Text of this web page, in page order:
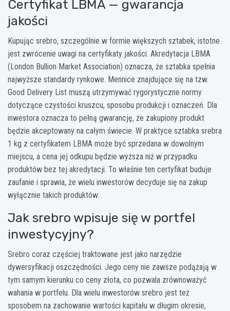
Certyfikat LBMA — gwarancja
jakości
Kupując srebro, szczególnie w formie większych sztabek, istotne
jest zwrócenie uwagi na certyfikaty jakości. Akredytacja LBMA
(London Bullion Market Association) oznacza, że sztabka spełnia
najwyższe standardy rynkowe. Mennice znajdujące się na tzw.
Good Delivery List muszą utrzymywać rygorystyczne normy
dotyczące czystości kruszcu, sposobu produkcji i oznaczeń. Dla
inwestora oznacza to pełną gwarancję, że zakupiony produkt
będzie akceptowany na całym świecie. W praktyce sztabka srebra
1 kg z certyfikatem LBMA może być sprzedana w dowolnym
miejscu, a cena jej odkupu będzie wyższa niż w przypadku
produktów bez tej akredytacji. To właśnie ten certyfikat buduje
zaufanie i sprawia, że wielu inwestorów decyduje się na zakup
wyłącznie takich produktów.
Jak srebro wpisuje się w portfel
inwestycyjny?
Srebro coraz częściej traktowane jest jako narzędzie
dywersyfikacji oszczędności. Jego ceny nie zawsze podążają w
tym samym kierunku co ceny złota, co pozwala zrównoważyć
wahania w portfelu. Dla wielu inwestorów srebro jest też
sposobem na zachowanie wartości kapitału w długim okresie,